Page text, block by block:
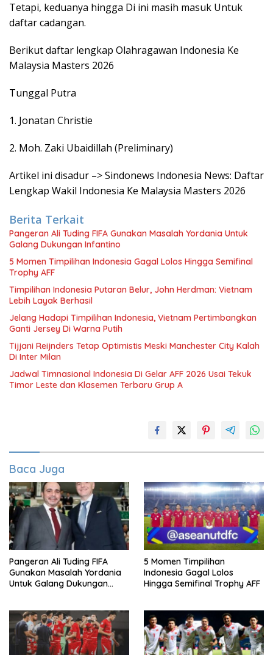
Tetapi, keduanya hingga Di ini masih masuk Untuk
daftar cadangan.
Berikut daftar lengkap Olahragawan Indonesia Ke
Malaysia Masters 2026
Tunggal Putra
1. Jonatan Christie
2. Moh. Zaki Ubaidillah (Preliminary)
Artikel ini disadur –> Sindonews Indonesia News: Daftar
Lengkap Wakil Indonesia Ke Malaysia Masters 2026
Berita Terkait
Pangeran Ali Tuding FIFA Gunakan Masalah Yordania Untuk
Galang Dukungan Infantino
5 Momen Timpilihan Indonesia Gagal Lolos Hingga Semifinal
Trophy AFF
Timpilihan Indonesia Putaran Belur, John Herdman: Vietnam
Lebih Layak Berhasil
Jelang Hadapi Timpilihan Indonesia, Vietnam Pertimbangkan
Ganti Jersey Di Warna Putih
Tijjani Reijnders Tetap Optimistis Meski Manchester City Kalah
Di Inter Milan
Jadwal Timnasional Indonesia Di Gelar AFF 2026 Usai Tekuk
Timor Leste dan Klasemen Terbaru Grup A
Baca Juga
Pangeran Ali Tuding FIFA
Gunakan Masalah Yordania
Untuk Galang Dukungan
5 Momen Timpilihan
Indonesia Gagal Lolos
Hingga Semifinal Trophy AFF